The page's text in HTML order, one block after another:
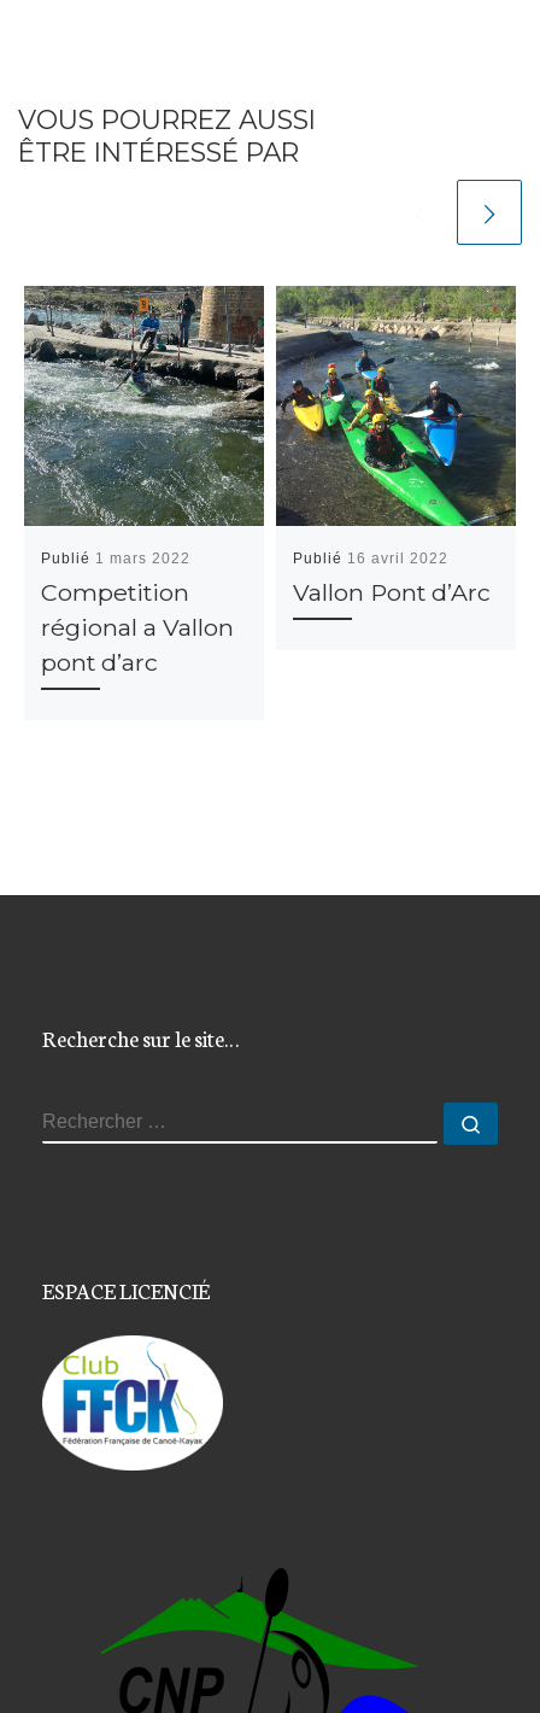
VOUS POURREZ AUSSI
ÊTRE INTÉRESSÉ PAR
Publié 1 mars 2022
Competition
régional a Vallon
pont d’arc
Publié 16 avril 2022
Vallon Pont d’Arc
Recherche sur le site…
RECHERCHER
ESPACE LICENCIÉ